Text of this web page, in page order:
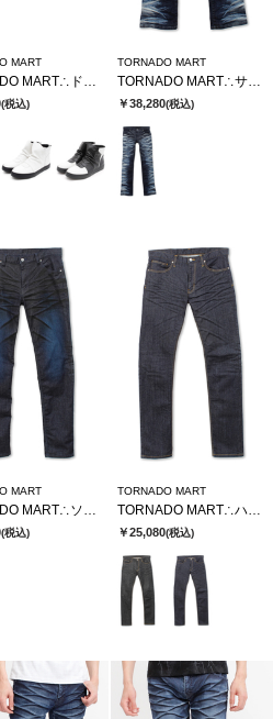
MART
TORNADO MART∴ドレーピングミドルスニーカー
(税込)
TORNADO MART
TORNADO MART∴サイドタイガーシューカットデニム
￥38,280(税込)
MART
TORNADO MART∴ソフトヴィンテージスリムデニム
(税込)
TORNADO MART
TORNADO MART∴ハイブリッドリジットデニム
￥25,080(税込)